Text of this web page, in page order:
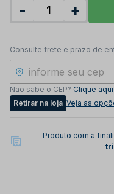
- +
Consulte frete e prazo de
Não sabe o CEP? Clique aqui
Retirar na loja Veja as
Produto com a